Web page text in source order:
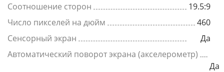
Соотношение сторон
19.5:9
Число пикселей на дюйм
460
Сенсорный экран
Да
Автоматический поворот экрана (акселерометр)
Да